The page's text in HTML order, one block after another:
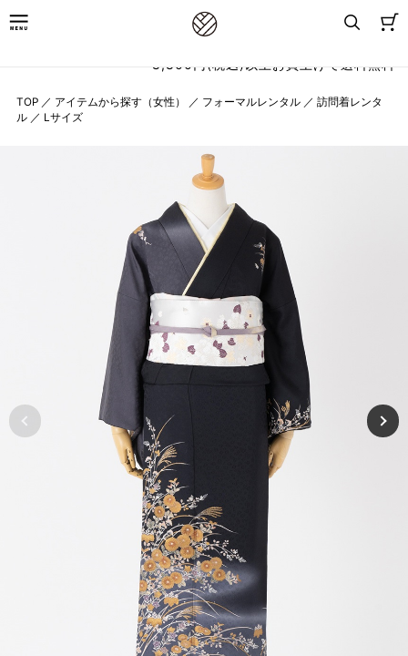
8,800円(税込)以上お買上げで送料無料
TOP ／ アイテムから探す（女性） ／ フォーマルレンタル ／ 訪問着レンタ
ル ／ Lサイズ